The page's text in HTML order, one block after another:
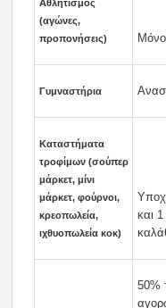
Αθλητισμός
(αγώνες,
προπονήσεις)
Γυμναστήρια
Καταστήματα
τροφίμων (σούπερ
μάρκετ, μίνι
μάρκετ, φούρνοι,
κρεοπωλεία,
ιχθυοπωλεία κοκ)
και
50%